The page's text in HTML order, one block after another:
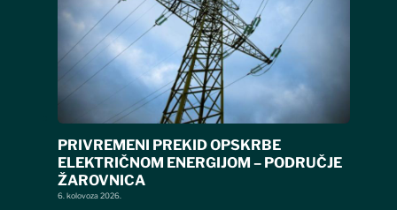
PRIVREMENI PREKID OPSKRBE
ELEKTRIČNOM ENERGIJOM – PODRUČJE
ŽAROVNICA
6. kolovoza 2026.